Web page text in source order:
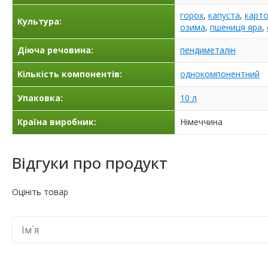
Культура:
горох, капуста,
озима, пшениця яра,
Діюча речовина:
пендиметалін
Кількість компонентів: однокомпонентний
Упаковка: 10 л
Країна виробник: Німеччина
Відгуки про продукт
Оцініть товар